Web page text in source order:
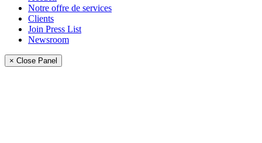
Notre offre de services
Clients
Join Press List
Newsroom
× Close Panel